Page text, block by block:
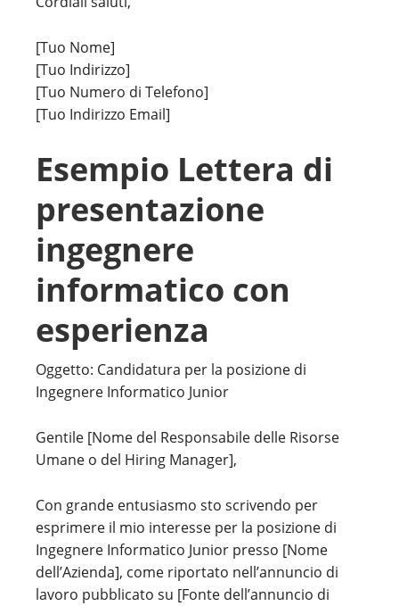
[Tuo Nome]
[Tuo Indirizzo]
[Tuo Numero di Telefono]
[Tuo Indirizzo Email]
Esempio Lettera di
presentazione
ingegnere
informatico con
esperienza
Oggetto: Candidatura per la posizione di
Ingegnere Informatico Junior
Gentile [Nome del Responsabile delle Risorse
Umane o del Hiring Manager],
Con grande entusiasmo sto scrivendo per
esprimere il mio interesse per la posizione di
Ingegnere Informatico Junior presso [Nome
dell’Azienda], come riportato nell’annuncio di
lavoro pubblicato su [Fonte dell’annuncio di